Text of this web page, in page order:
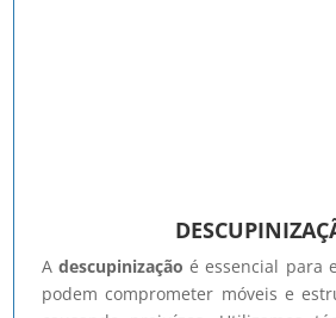
Adescupinização é essencial para
podem comprometer móveis e